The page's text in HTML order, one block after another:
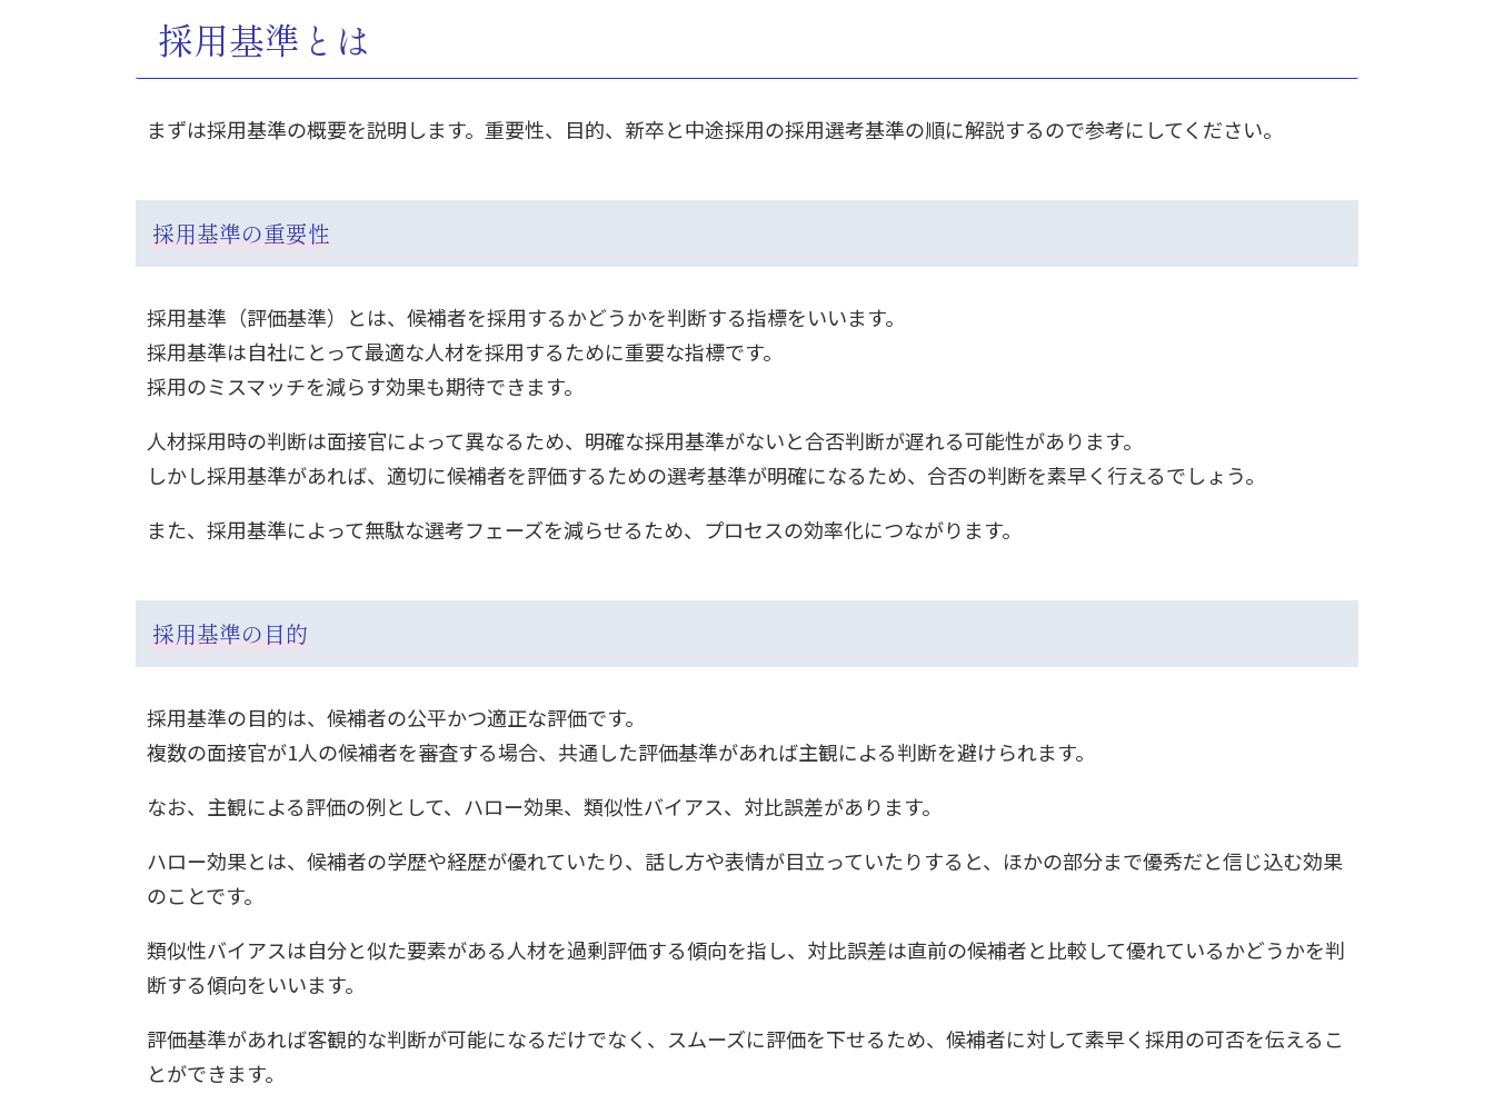
採用基準とは
まずは採用基準の概要を説明します。重要性、目的、新卒と中途採用の採用選考基準の順に解説するので参考にしてください。
採用基準の重要性
採用基準（評価基準）とは、候補者を採用するかどうかを判断する指標をいいます。
採用基準は自社にとって最適な人材を採用するために重要な指標です。
採用のミスマッチを減らす効果も期待できます。
人材採用時の判断は面接官によって異なるため、明確な採用基準がないと合否判断が遅れる可能性があります。
しかし採用基準があれば、適切に候補者を評価するための選考基準が明確になるため、合否の判断を素早く行えるでしょう。
また、採用基準によって無駄な選考フェーズを減らせるため、プロセスの効率化につながります。
採用基準の目的
採用基準の目的は、候補者の公平かつ適正な評価です。
複数の面接官が1人の候補者を審査する場合、共通した評価基準があれば主観による判断を避けられます。
なお、主観による評価の例として、ハロー効果、類似性バイアス、対比誤差があります。
ハロー効果とは、候補者の学歴や経歴が優れていたり、話し方や表情が目立っていたりすると、ほかの部分まで優秀だと信じ込む効果
のことです。
類似性バイアスは自分と似た要素がある人材を過剰評価する傾向を指し、対比誤差は直前の候補者と比較して優れているかどうかを判
断する傾向をいいます。
評価基準があれば客観的な判断が可能になるだけでなく、スムーズに評価を下せるため、候補者に対して素早く採用の可否を伝えるこ
とができます。